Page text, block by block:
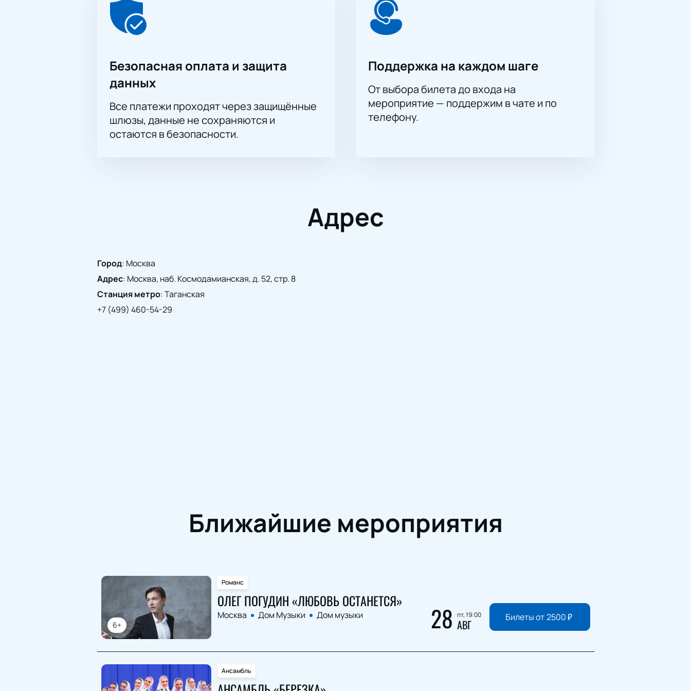
Безопасная оплата и защита
данных
Все платежи проходят через защищённые
шлюзы, данные не сохраняются и
остаются в безопасности.
Поддержка на каждом шаге
От выбора билета до входа на
мероприятие — поддержим в чате и по
телефону.
Адрес
Город: Москва
Адрес: Москва, наб. Космодамианская, д. 52, стр. 8
Станция метро:Таганская
+7 (499) 460-54-29
Ближайшие мероприятия
6+
Романс
ОЛЕГ ПОГУДИН «ЛЮБОВЬ ОСТАНЕТСЯ»
Москва Дом Музыки Дом музыки 28 пт, 19:00
АВГ Билеты от 2500₽
Ансамбль